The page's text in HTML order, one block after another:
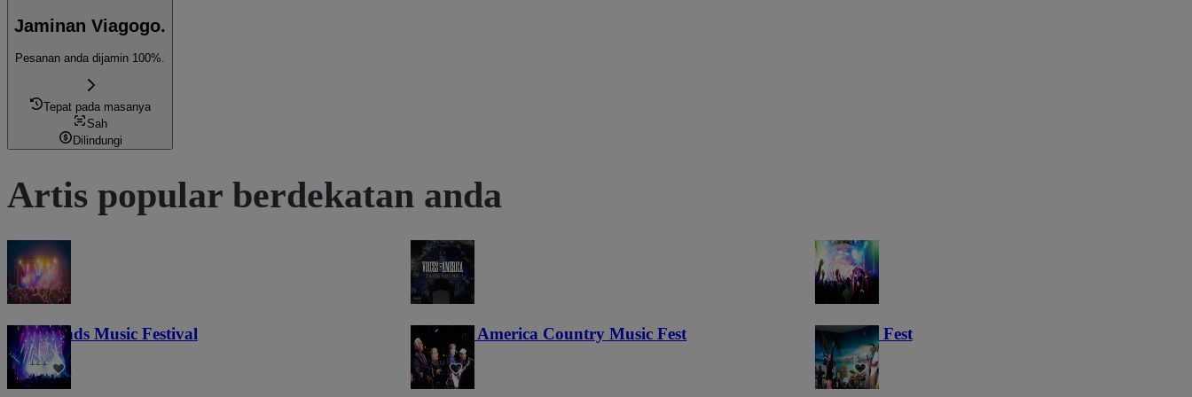
Jaminan Viagogo.
Pesanan anda dijamin 100%.
Tepat pada masanya
Sah
Dilindungi
Artis popular berdekatan anda
Lost Lands Music Festival
121
Voices of America Country Music Fest
36
Haunted Fest
59